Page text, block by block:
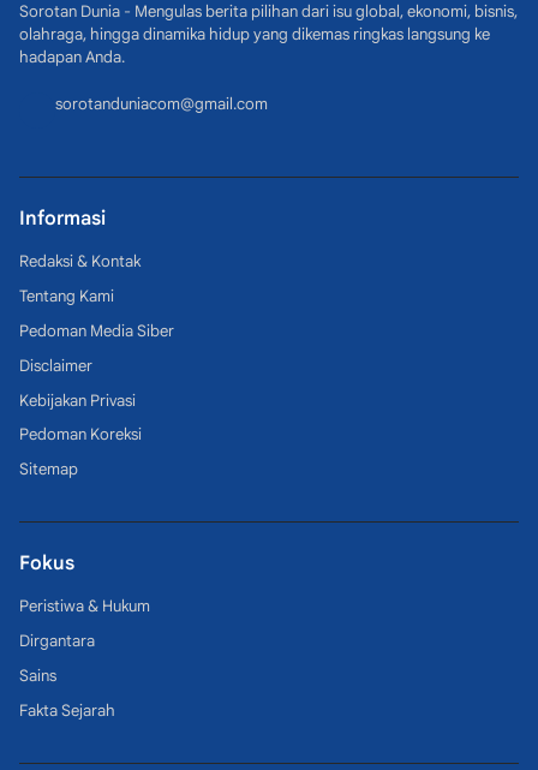
Sorotan Dunia - Mengulas berita pilihan dari isu global, ekonomi, bisnis,
olahraga, hingga dinamika hidup yang dikemas ringkas langsung ke
hadapan Anda.
sorotanduniacom@gmail.com
Informasi
Redaksi & Kontak
Tentang Kami
Pedoman Media Siber
Disclaimer
Kebijakan Privasi
Pedoman Koreksi
Sitemap
Fokus
Peristiwa & Hukum
Dirgantara
Sains
Fakta Sejarah